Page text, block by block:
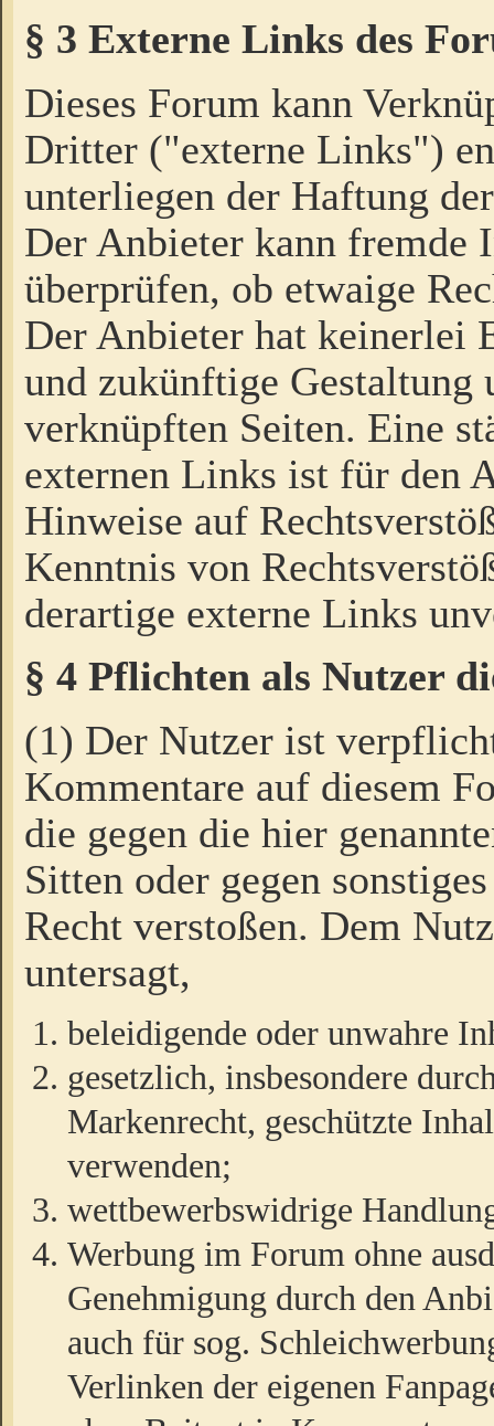
§ 3 Externe Links des
Dieses Forum kann
Dritter ("externe Links")
unterliegen der Haftung
Der Anbieter kann fremde
überprüfen, ob etwaige
Der Anbieter hat keinerlei
und zukünftige Gestaltung
verknüpften Seiten. Eine
externen Links ist für den
Hinweise auf
Kenntnis von
derartige externe Links
§ 4 Pflichten als Nutzer
(1) Der Nutzer ist
Kommentare auf diesem
die gegen die hier
Sitten oder gegen
Recht verstoßen. Dem
untersagt,
beleidigende oder unwahre
gesetzlich, insbesondere
Markenrecht, geschützte
verwenden;
wettbewerbswidrige
Werbung im Forum ohne
Genehmigung durch den
auch für sog.
Verlinken der eigenen